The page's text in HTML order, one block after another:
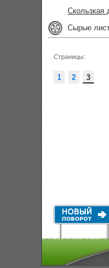
Скользкая
Сырые
Страницы:
1 2 3